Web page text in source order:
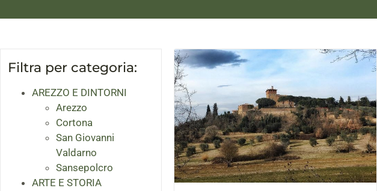
Filtra per categoria:
AREZZO E DINTORNI
Arezzo
Cortona
San Giovanni
Valdarno
Sansepolcro
ARTE E STORIA